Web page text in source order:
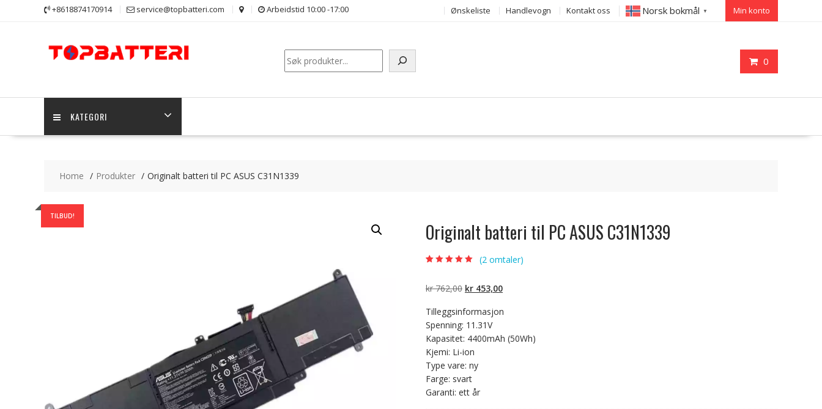
+8618874170914 service@topbatteri.com Arbeidstid 10:00 -17:00 Ønskeliste Handlevogn Kontakt oss Norsk bokmål ▼ Min konto
0
Søk
KATEGORI
Home Produkter Originalt batteri til PC ASUS C31N1339
TILBUD!
Originalt batteri til PC ASUS C31N1339
kundevurderinger
(2 omtaler)
kr762,00 Opprinnelig
var:
kr 762,00.
kr 453,00Nåværende
er:
Tilleggsinformasjon
Spenning: 11.31V
Kapasitet: 4400mAh (50Wh)
Kjemi: Li-ion
Type vare: ny
Farge: svart
Garanti: ett år